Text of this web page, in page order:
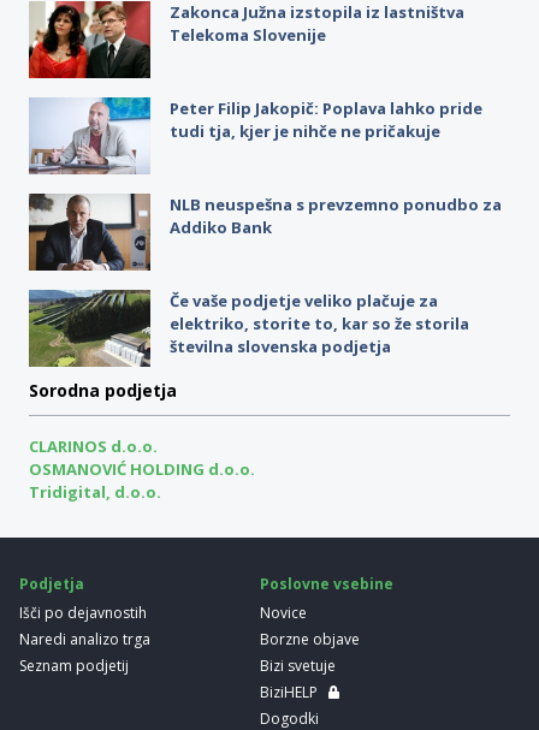
Zakonca Južna izstopila iz lastništva
Telekoma Slovenije
Peter Filip Jakopič: Poplava lahko pride
tudi tja, kjer je nihče ne pričakuje
NLB neuspešna s prevzemno ponudbo za
Addiko Bank
Če vaše podjetje veliko plačuje za
elektriko, storite to, kar so že storila
številna slovenska podjetja
Sorodna podjetja
CLARINOS d.o.o.
OSMANOVIĆ HOLDING d.o.o.
Tridigital, d.o.o.
Podjetja
Išči po dejavnostih
Naredi analizo trga
Seznam podjetij
Poslovne vsebine
Novice
Borzne objave
Bizi svetuje
BiziHELP
Dogodki